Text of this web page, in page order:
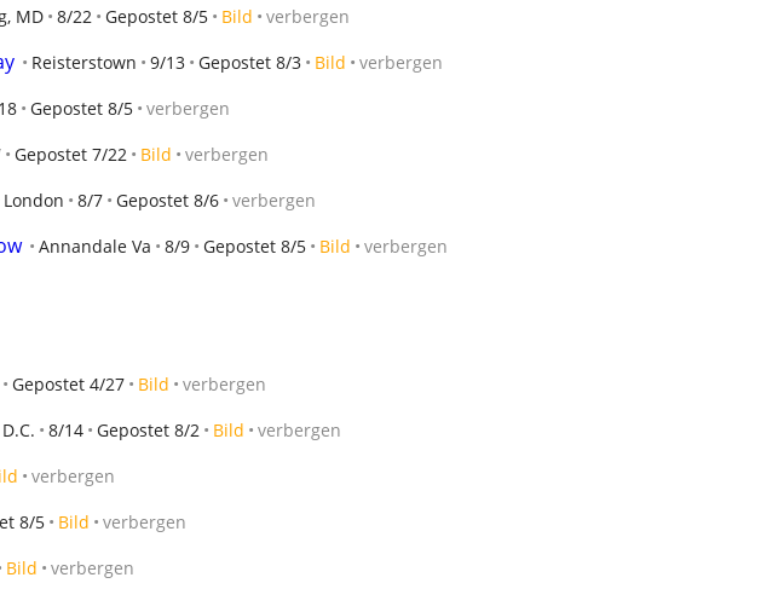
MD 8/22 Gepostet 8/5 Bild verbergen
Reisterstown 9/13 Gepostet 8/3 Bild verbergen
Gepostet 8/5 verbergen
Gepostet 7/22 Bild verbergen
London 8/7 Gepostet 8/6 verbergen
Annandale Va 8/9 Gepostet 8/5 Bild verbergen
Gepostet 4/27 Bild verbergen
8/14 Gepostet 8/2 Bild verbergen
verbergen
8/5 Bild verbergen
Bild verbergen